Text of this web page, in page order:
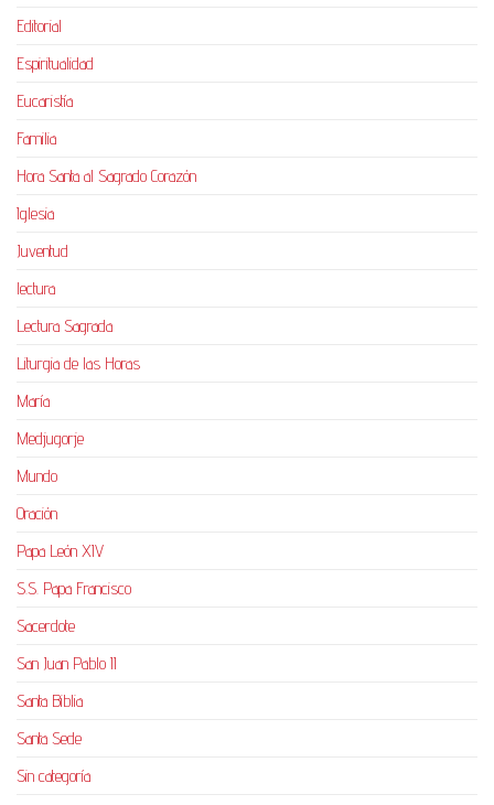
Editorial
Espiritualidad
Eucaristía
Familia
Hora Santa al Sagrado Corazón
Iglesia
Juventud
lectura
Lectura Sagrada
Liturgia de las Horas
María
Medjugorje
Mundo
Oración
Papa León XIV
S.S. Papa Francisco
Sacerdote
San Juan Pablo II
Santa Biblia
Santa Sede
Sin categoría